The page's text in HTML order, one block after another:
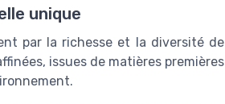
unique
par la richesse et la diversité de
issues de matières premières